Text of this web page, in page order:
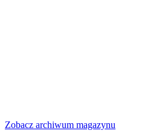
Zobacz archiwum magazynu